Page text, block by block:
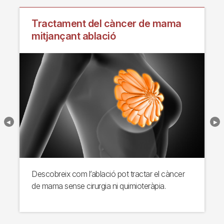
Tractament del càncer de mama
mitjançant ablació
Descobreix com l’ablació pot tractar el càncer
de mama sense cirurgia ni quimioteràpia.